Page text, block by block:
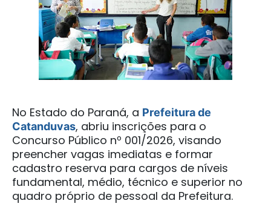
No Estado do Paraná, a Prefeitura de
Catanduvas, abriu inscrições para o
Concurso Público nº 001/2026, visando
preencher vagas imediatas e formar
cadastro reserva para cargos de níveis
fundamental, médio, técnico e superior no
quadro próprio de pessoal da Prefeitura.